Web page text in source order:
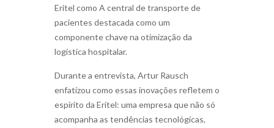
Eritel como A central de transporte de
pacientes destacada como um
componente chave na otimização da
logística hospitalar.
Durante a entrevista, Artur Rausch
enfatizou como essas inovações refletem o
espírito da Eritel: uma empresa que não só
acompanha as tendências tecnológicas,